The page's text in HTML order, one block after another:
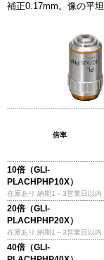
補正0.17mm。像の平
倍率
10倍（GLI-
PLACHPHP10X）
在庫あり 納期1～3営業日以内
20倍（GLI-
PLACHPHP20X）
在庫あり 納期1～3営業日以内
40倍（GLI-